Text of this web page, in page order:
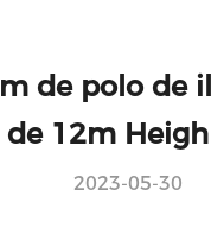
de polo de
12m
2023-05-30